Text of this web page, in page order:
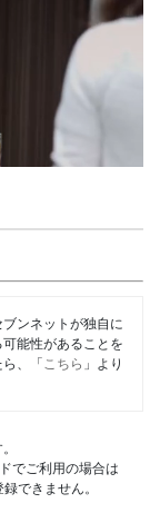
ンネットが独自に
能性があることを
、「 こちら 」より
でご利用の場合は
できません。